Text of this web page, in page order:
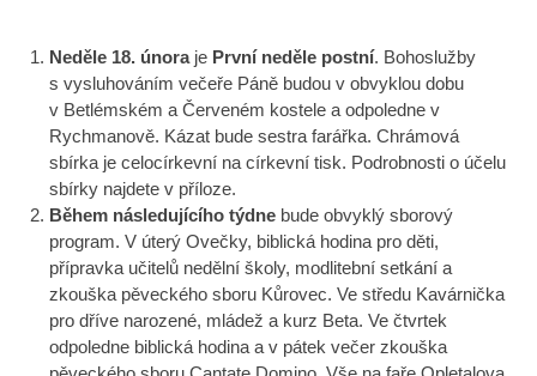
Neděle 18. únoraje První neděle postní. Bohoslužby
s vysluhováním večeře Páně budou v obvyklou dobu
v Betlémském a Červeném kostele a odpoledne v
Rychmanově. Kázat bude sestra farářka. Chrámová
sbírka je celocírkevní na církevní tisk. Podrobnosti o účelu
sbírky najdete v příloze.
Během následujícího týdne bude obvyklý sborový
program. V úterý Ovečky, biblická hodina pro děti,
přípravka učitelů nedělní školy, modlitební setkání a
zkouška pěveckého sboru Kůrovec. Ve středu Kavárnička
pro dříve narozené, mládež a kurz Beta. Ve čtvrtek
odpoledne biblická hodina a v pátek večer zkouška